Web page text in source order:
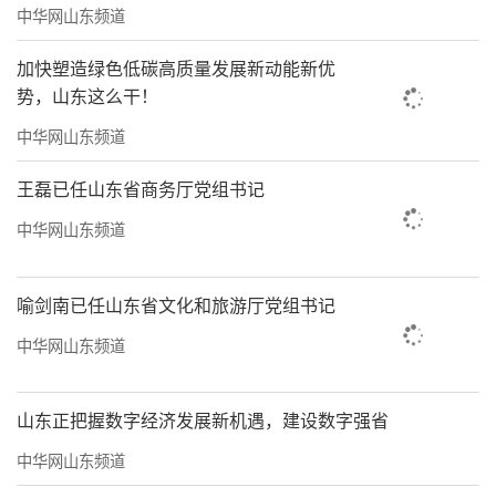
中华网山东频道
加快塑造绿色低碳高质量发展新动能新优
势，山东这么干！
中华网山东频道
王磊已任山东省商务厅党组书记
中华网山东频道
喻剑南已任山东省文化和旅游厅党组书记
中华网山东频道
山东正把握数字经济发展新机遇，建设数字强省
中华网山东频道